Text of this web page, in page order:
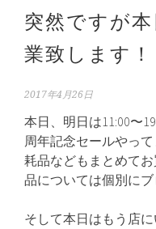
突然ですが
業致します！
2017年4月26日
本日、明日は11:00〜
周年記念セールやっ
耗品などもまとめて
品については個別にブ
そして本日はもう店